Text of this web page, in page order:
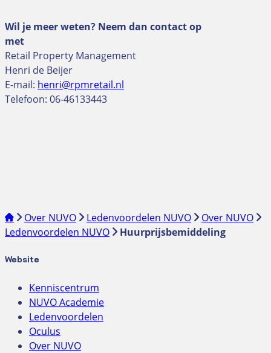
Wil je meer weten? Neem dan contact op
met
Retail Property Management
Henri de Beijer
E-mail: henri@rpmretail.nl
Telefoon: 06-46133443
Over NUVO Ledenvoordelen NUVO
Over NUVO
Ledenvoordelen NUVO
Huurprijsbemiddeling
Website
Kenniscentrum
NUVO Academie
Ledenvoordelen
Oculus
Over NUVO